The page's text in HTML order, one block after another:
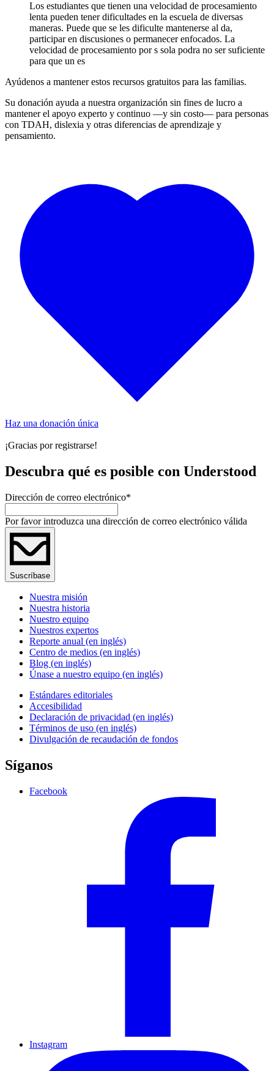
Los estudiantes que tienen una velocidad de procesamiento
lenta pueden tener dificultades en la escuela de diversas
maneras. Puede que se les dificulte mantenerse al da,
participar en discusiones o permanecer enfocados. La
velocidad de procesamiento por s sola podra no ser suficiente
para que un es
Ayúdenos a mantener estos recursos gratuitos para las familias.
Su donación ayuda a nuestra organización sin fines de lucro a
mantener el apoyo experto y continuo —y sin costo— para personas
con TDAH, dislexia y otras diferencias de aprendizaje y
pensamiento.
Haz una donación única
¡Gracias por registrarse!
Descubra qué es posible con Understood
Dirección de correo electrónico*
Por favor introduzca una dirección de correo electrónico válida
Suscríbase
Nuestra misión
Nuestra historia
Nuestro equipo
Nuestros expertos
Reporte anual (en inglés)
Centro de medios (en inglés)
Blog (en inglés)
Únase a nuestro equipo (en inglés)
Estándares editoriales
Accesibilidad
Declaración de privacidad (en inglés)
Términos de uso (en inglés)
Divulgación de recaudación de fondos
Síganos
Facebook
Instagram